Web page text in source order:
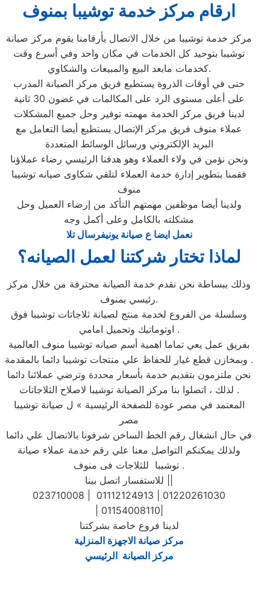
ارقام مركز خدمة توشيبا بمنوف
مركز خدمة توشيبا من خلال الاتصال بأرقامنا يقوم مركز صيانة
توشيبا بتوحيد كل الخدمات في مكان واحد وفي أسرع وقت
كخدمات مابعد البيع والمبيعات والشكاوي.
حتى في أوقات الذروة يستطيع فريق مركز الصيانة المدرب
على أعلى مستوى الرد على المكالمات في غضون 30 ثانية
لدينا فريق مركز الخدمة مهمته توفير وحل جميع المشكلات
عملاء منوف فريق مركز الإتصال يستطيع أيضا التعامل مع
البريد الإلكتروني ورسائل الوسائط المتعددة
ونحن نؤمن في ولاء العملاء وهو هدفنا الرئيسي رضاء عملاؤنا
فقمنا بتطوير إدارة خدمة العملاء لتلقي شكاوى صيانه توشيبا
منوف
ولدينا أيضا موظفين مهمتهم التأكد من إرضاء العميل وحل
مشكلته بالكامل وعلى أكمل وجه
نعمل ايضا ع صيانة يونيفرسال تلا
لماذا تختار شركتنا لعمل الصيانه؟
وذلك ببساطة نحن نقدم خدمة الصيانة محترفة من خلال مركز
رئيسي بمنوف.
وسلسلة من الفروع لخدمة منتج لصيانة ثلاجاتات توشيبا فوق
اوتوماتيك وتحميل امامي .
بفريق عمل يعي تماما اهمية أسم صيانه توشيبا منوف العالمية
وبمخازن قطع غيار للحفاظ علي منتجات توشيبا دائما بالمقدمة .
نحن ملتزمون بتقديم خدمة بأسعار محددة وترضي عملائنا دائما
. لذلك ، اتصلوا بنا مركز الصيانة توشيبا لاصلاح الثلاجاتات
المعتمد في مصر عودة للصفحة الرئيسية » ل صيانة توشيبا
مصر
في حال انشغال رقم الخط الساخن شرفونا بالاتصال علي دائما
ولذلك يمكنكم التواصل معنا علي رقم خدمة عملاء صيانة
توشيبا للثلاجات فى منوف .
023710008 | 01112124913 | 01220261030
| 01154008110|
لدينا فروع خاصة بشركتنا
مركز صيانة الاجهزة المنزلية
مركز الصيانة الرئيسي